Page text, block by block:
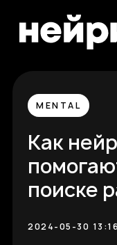
MENTAL
Как
поиске
2024-05-30 13:16